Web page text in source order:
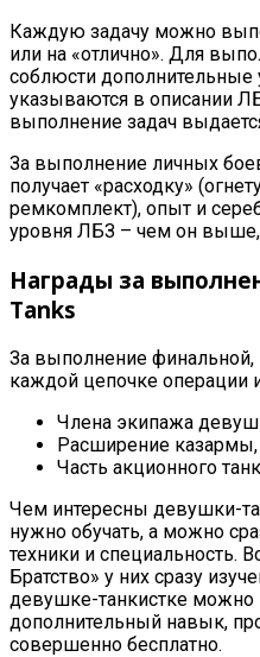
Каждую задачу можно
или на «отлично». Для
соблюсти дополнительные
указываются в описании
выполнение задач
За выполнение личных
получает «расходку»
ремкомплект), опыт и
уровня ЛБЗ – чем он
Награды за
Tanks
За выполнение финальной,
каждой цепочке операции
Члена экипажа
Расширение казармы,
Часть акционного
Чем интересны девушки-
нужно обучать, а можно
техники и специальность.
Братство» у них сразу
девушке-танкистке
дополнительный навык,
совершенно бесплатно.